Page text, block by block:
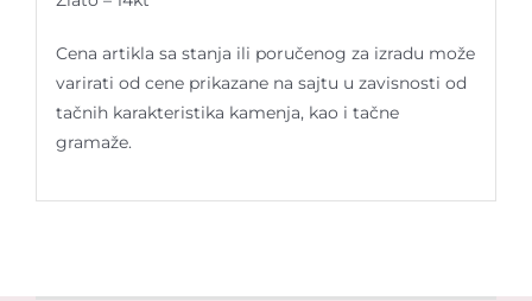
Cena artikla sa stanja ili poručenog za izradu može
varirati od cene prikazane na sajtu u zavisnosti od
tačnih karakteristika kamenja, kao i tačne
gramaže.